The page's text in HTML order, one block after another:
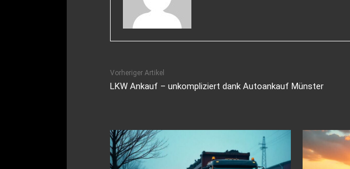
Vorheriger Artikel
LKW Ankauf – unkompliziert dank Autoankauf Münster